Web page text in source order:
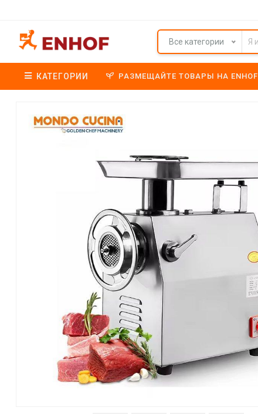
Все категории
КАТЕГОРИИ РАЗМЕЩАЙТЕ ТОВАРЫ НА ENHOF